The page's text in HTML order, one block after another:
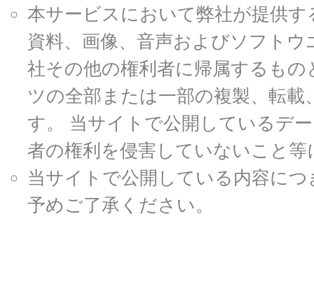
本サービスにおいて弊社が提供
資料、画像、音声およびソフト
社その他の権利者に帰属するも
ツの全部または一部の複製、転
す。 当サイトで公開しているデ
者の権利を侵害していないこと
当サイトで公開している内容に
予めご了承ください。